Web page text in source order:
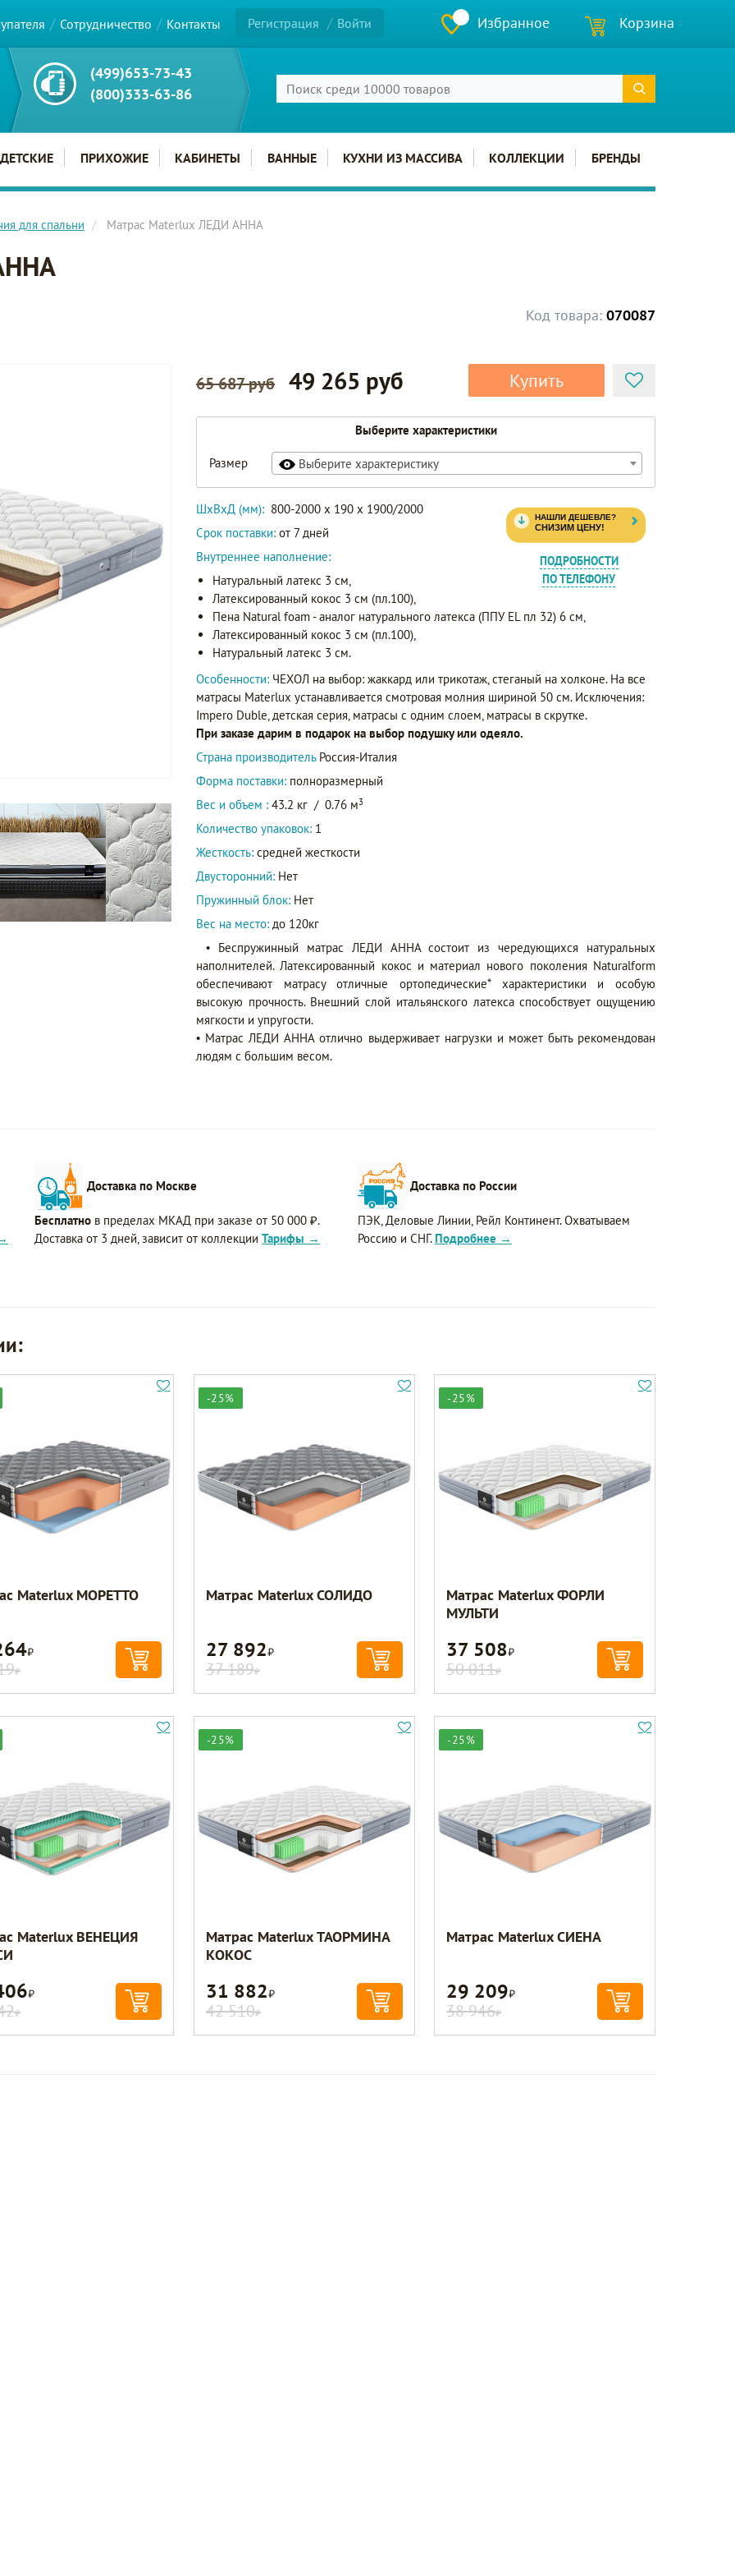
Сотрудничество Контакты Регистрация Войти Избранное Корзина
(499)653-73-43
(800)333-63-86
ДЕТСКИЕ ПРИХОЖИЕ КАБИНЕТЫ ВАННЫЕ КУХНИ ИЗ МАССИВА КОЛЛЕКЦИИ БРЕНДЫ
для спальни Матрас Materlux ЛЕДИ АННА
Код товара: 070087
65 687 руб 49 265 руб Купить
Выберите характеристики
Размер Выберите характеристику
ПОДРОБНОСТИ
ПО ТЕЛЕФОНУ
ШxВxД (мм): 800-2000 x 190 x 1900/2000
Срок поставки: от 7 дней
Внутреннее наполнение:
Натуральный латекс 3 см,
Латексированный кокос 3 см (пл.100),
Пена Natural foam - аналог натурального латекса (ППУ EL пл 32) 6 см,
Латексированный кокос 3 см (пл.100),
Натуральный латекс 3 см.
Особенности: ЧЕХОЛ на выбор: жаккард или трикотаж, стеганый на холконе. На все
матрасы Materlux устанавливается смотровая молния шириной 50 см. Исключения:
Impero Duble, детская серия, матрасы с одним слоем, матрасы в скрутке.
При заказе дарим в подарок на выбор подушку или одеяло.
Страна производитель Россия-Италия
Форма поставки: полноразмерный
Вес и объем : 43.2 кг / 0.76 м3
Количество упаковок: 1
Жесткость: средней жесткости
Двусторонний: Нет
Пружинный блок: Нет
Вес на место: до 120кг
• Беспружинный матрас ЛЕДИ АННА состоит из чередующихся натуральных
наполнителей. Латексированный кокос и материал нового поколения Naturalform
обеспечивают матрасу отличные ортопедические* характеристики и особую
высокую прочность. Внешний слой итальянского латекса способствует ощущению
мягкости и упругости.
• Матрас ЛЕДИ АННА отлично выдерживает нагрузки и может быть рекомендован
людям с большим весом.
Доставка по Москве
Бесплатно в пределах МКАД при заказе от 50 000 ₽.
Доставка от 3 дней, зависит от коллекцииТарифы →
Доставка по России
ПЭК, Деловые Линии, Рейл Континент. Охватываем
Россию и СНГ. Подробнее →
Materlux МОРЕТТО
Р
Р
-25%
Матрас Materlux СОЛИДО
27 892Р
37 189Р
-25%
Матрас Materlux ФОРЛИ
МУЛЬТИ
37 508Р
50 011Р
Materlux ВЕНЕЦИЯ
Р
Р
-25%
Матрас Materlux ТАОРМИНА
КОКОС
31 882Р
42 510Р
-25%
Матрас Materlux СИЕНА
29 209Р
38 946Р